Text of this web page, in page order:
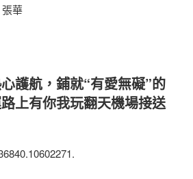
華
護航，鋪就“有愛無礙”的
上有你我玩翻天機場接送